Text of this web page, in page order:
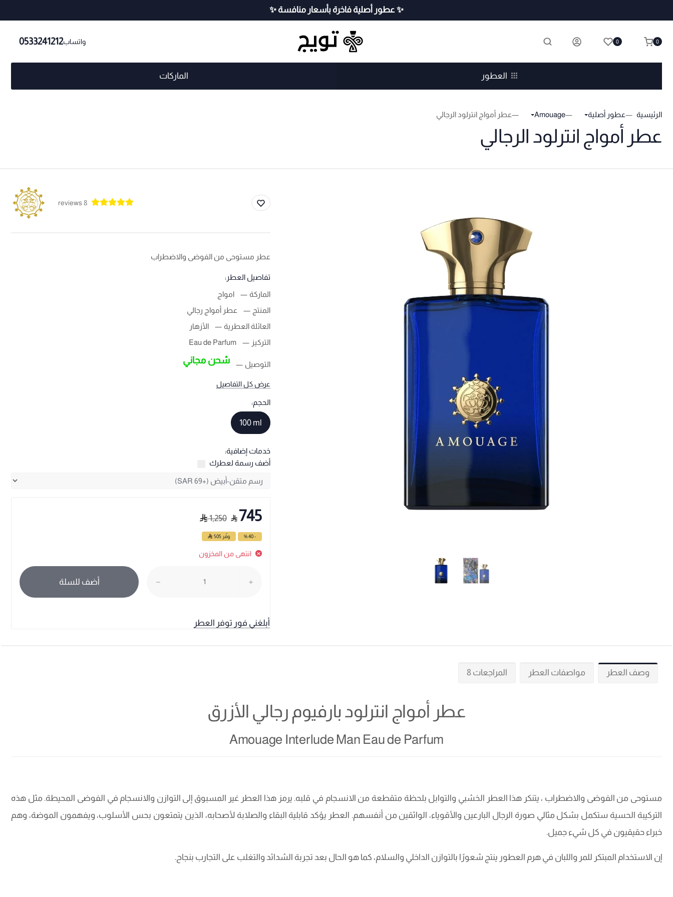
✨ عطور أصلية فاخرة بأسعار منافسة ✨
0533241212واتساب 0 0
العطور الماركات
الرئيسية عطور أصلية Amouage عطر أمواج انترلود الرجالي
عطر أمواج انترلود الرجالي
8 reviews
عطر مستوحى من الفوضى والاضطراب
تفاصيل العطر:
الماركة
امواج
المنتج
عطر أمواج رجالي
العائلة العطرية
الأزهار
التركيز
Eau de Parfum
التوصيل شحن مجاني
عرض كل التفاصيل
الحجم:
100 ml
خدمات إضافية:
أضف رسمة لعطرك
745
1,250
- 40 % وفّر 505
انتهى من المخزون
أضف للسلة
أبلغني فور توفر العطر
وصف العطر مواصفات العطر المراجعات 8
عطر أمواج انترلود بارفيوم رجالي الأزرق
Amouage Interlude Man Eau de Parfum
مستوحى من الفوضى والاضطراب ، يتنكر هذا العطر الخشبي والتوابل بلحظة متقطعة من الانسجام في قلبه. يرمز هذا العطر غير المسبوق إلى التوازن والانسجام في الفوضى المحيطة. مثل هذه
التركيبة الحسية ستكمل بشكل مثالي صورة الرجال البارعين والأقوياء، الواثقين من أنفسهم. العطر يؤكد قابلية البقاء والصلابة لأصحابه، الذين يتمتعون بحس الأسلوب، ويفهمون الموضة، وهم
خبراء حقيقيون في كل شيء جميل.
إن الاستخدام المبتكر للمر واللبان في هرم العطور ينتج شعورًا بالتوازن الداخلي والسلام، كما هو الحال بعد تجربة الشدائد والتغلب على التجارب بنجاح.